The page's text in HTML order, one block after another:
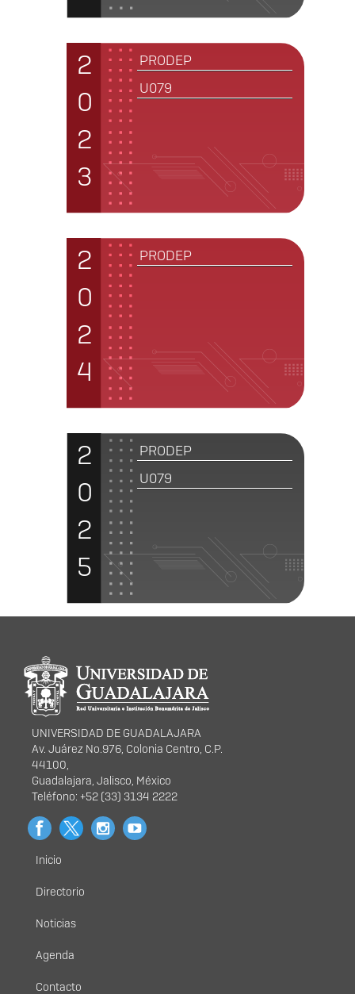
2
0
2
3
PRODEP
U079
2
0
2
4
PRODEP
2
0
2
5
PRODEP
U079
Información del
portal
UNIVERSIDAD DE GUADALAJARA
Av. Juárez No.976, Colonia Centro, C.P.
44100,
Guadalajara, Jalisco, México
Teléfono: +52 (33) 3134 2222
Menú
principal
Inicio
Directorio
Noticias
Agenda
Contacto